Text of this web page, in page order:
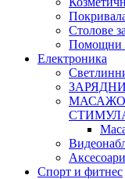
Столове
Помощни
Електроника
Спорт и фитнес